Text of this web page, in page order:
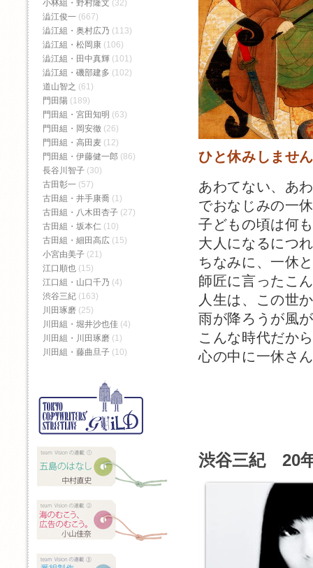
ひと休みしませ
あわてない、あ
でおなじみの一
子どもの頃は何
大人になるにつ
ちなみに、一休
師匠に言ったこ
人生は、この世
雨が降ろうが風
こんな時代だか
心の中に一休さ
渋谷三紀 20
小林組・野村隆文 (32)
澁江俊一 (667)
澁江組・奥村広乃 (113)
澁江組・松岡康 (106)
澁江組・田中真輝 (101)
澁江組・磯部建多 (102)
道山智之 (61)
門田陽 (189)
門田組・宮田知明 (63)
門田組・岡安徹 (26)
門田組・高田麦 (12)
門田組・伊藤健一郎 (86)
長谷川智子 (30)
古田彰一 (57)
古田組・井手康喬 (1)
古田組・八木田杏子 (27)
古田組・坂本仁 (10)
古田組・細田高広 (15)
小宮由美子 (21)
江口順也 (15)
江口組・山口千乃 (4)
渋谷三紀 (163)
川田琢磨 (25)
川田組・堀井沙也佳 (4)
川田組・川田琢磨 (1)
川田組・藤曲旦子 (10)